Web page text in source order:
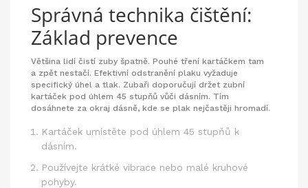
Správná technika čištění:
Základ prevence
Většina lidí čistí zuby špatně. Pouhé tření kartáčkem tam
a zpět nestačí. Efektivní odstranění plaku vyžaduje
specifický úhel a tlak. Zubaři doporučují držet zubní
kartáček pod úhlem 45 stupňů vůči dásním. Tím
dosáhnete za okraj dásně, kde se plak nejčastěji hromadí.
Kartáček umístěte pod úhlem 45 stupňů k
dásním.
Používejte krátké vibrace nebo malé kruhové
pohyby.